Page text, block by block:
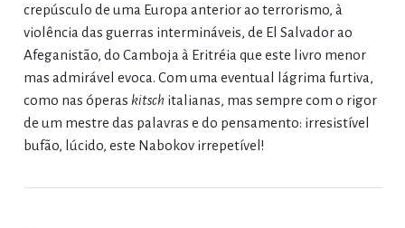
crepúsculo de uma Europa anterior ao terrorismo, à
violência das guerras intermináveis, de El Salvador ao
Afeganistão, do Camboja à Eritréia que este livro menor
mas admirável evoca. Com uma eventual lágrima furtiva,
como nas óperas kitsch italianas, mas sempre com o rigor
de um mestre das palavras e do pensamento: irresistível
bufão, lúcido, este Nabokov irrepetível!